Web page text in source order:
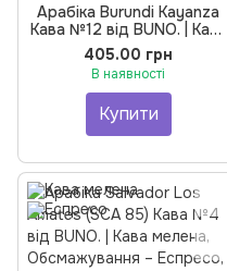
Арабіка Burundi Kayanza
Кава №12 від BUNO. | Кава
мелена, Обсмажування –
Фільтр, Помел – Еспресо,
250 г
405.00 грн
В наявності
Купити